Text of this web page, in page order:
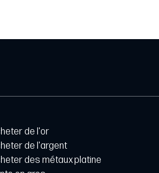
de l'or
de l'argent
des métaux platine